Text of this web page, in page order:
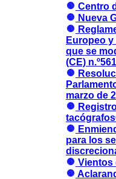
Centro
Nueva
Europeo y
que se
(CE)
marzo de
para los
Vientos